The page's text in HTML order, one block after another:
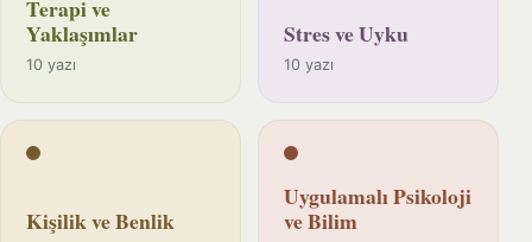
Terapi ve
Yaklaşımlar
10 yazı
Stres ve Uyku
10 yazı
Kişilik ve Benlik
Uygulamalı Psikoloji
ve Bilim